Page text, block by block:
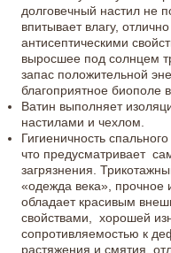
долговечный настил не
впитывает влагу,
антисептическими
выросшее под солнцем
запас положительной
благоприятное биополе
Ватин выполняет
настилами и чехлом.
Гигиеничность
что предусматривает
загрязнения.
«одежда века», прочное
обладает красивым
свойствами, хорошей
сопротивляемостью к
растяжения и смятия,